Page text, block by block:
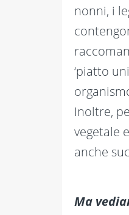
nonni, i
‘piatto
Inoltre,
vegetale
anche
Ma